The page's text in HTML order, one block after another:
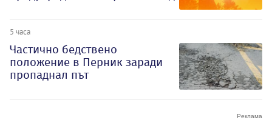
5 часа
Частично бедствено
положение в Перник заради
пропаднал път